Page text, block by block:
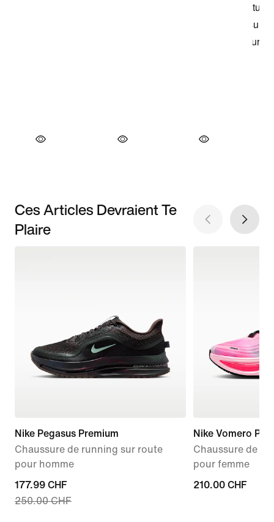
Ces Articles Devraient Te
Plaire
Nike Pegasus Premium
Chaussure de running sur route
pour homme
current
price
177.99 CHF
250.00 CHF
Nike Vomero Plus
Chaussure de
pour femme
210.00 CHF
210.00 CHF